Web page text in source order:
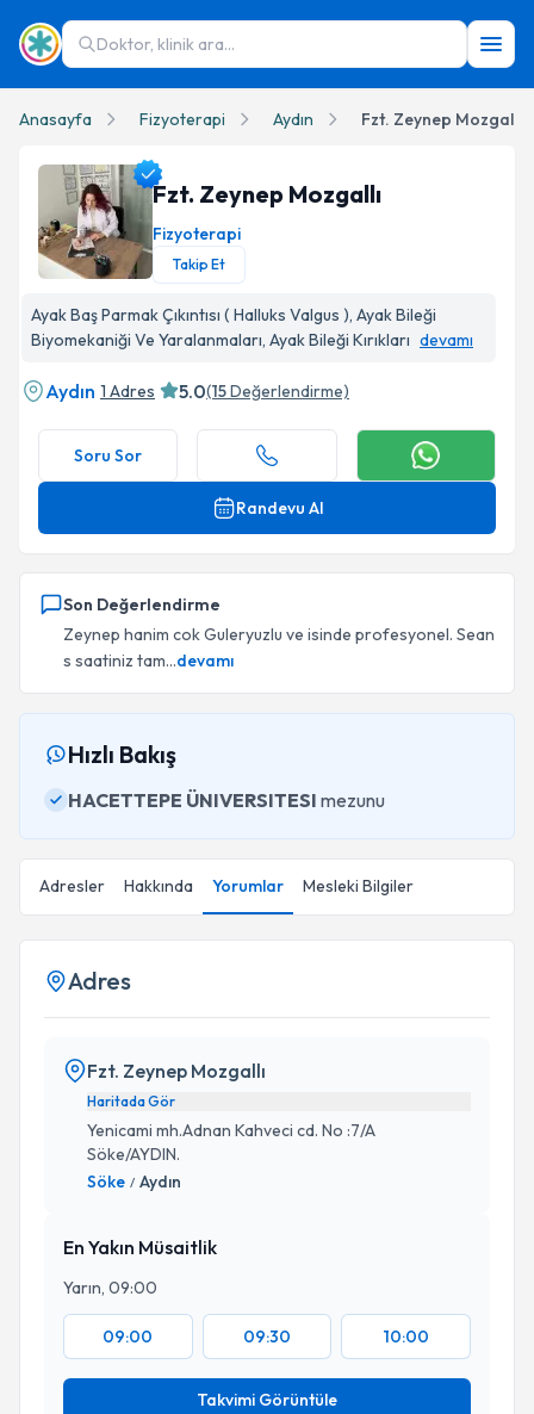
Doktor, klinik ara...
Anasayfa Fizyoterapi Aydın Fzt. Zeynep Mozgallı
Fzt. Zeynep Mozgallı
Fizyoterapi
Takip Et
Ayak Baş Parmak Çıkıntısı ( Halluks Valgus ), Ayak Bileği
Biyomekaniği Ve Yaralanmaları, Ayak Bileği Kırıkları devamı
Aydın 1 Adres 5.0(15Değerlendirme)
Soru Sor
Randevu Al
Son Değerlendirme
Zeynep hanim cok Guleryuzlu ve isinde profesyonel. Sean
s saatiniz tam...devamı
Hızlı Bakış
HACETTEPE ÜNIVERSITESI mezunu
Adresler Hakkında Yorumlar Mesleki Bilgiler
Adres
Fzt. Zeynep Mozgallı
Haritada Gör
Yenicami mh.Adnan Kahveci cd. No :7/A
Söke/AYDIN.
Söke / Aydın
En Yakın Müsaitlik
Yarın, 09:00
09:00 09:30 10:00
Takvimi Görüntüle